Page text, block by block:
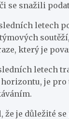
se snažili
letech
který je
letech
je
že je důležité